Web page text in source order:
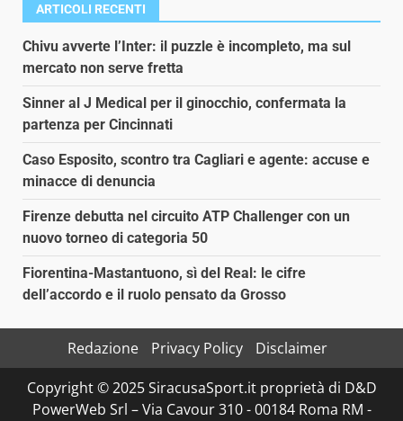
ARTICOLI RECENTI
Chivu avverte l’Inter: il puzzle è incompleto, ma sul
mercato non serve fretta
Sinner al J Medical per il ginocchio, confermata la
partenza per Cincinnati
Caso Esposito, scontro tra Cagliari e agente: accuse e
minacce di denuncia
Firenze debutta nel circuito ATP Challenger con un
nuovo torneo di categoria 50
Fiorentina-Mastantuono, sì del Real: le cifre
dell’accordo e il ruolo pensato da Grosso
Redazione Privacy Policy
Disclaimer
Copyright © 2025 SiracusaSport.it proprietà di D&D
PowerWeb Srl – Via Cavour 310 - 00184 Roma RM -